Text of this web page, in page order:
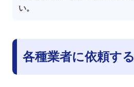
い。
各種業者に依頼する